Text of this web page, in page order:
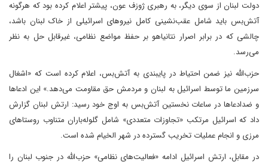
دولت لبنان از سوی دیگر، به رهبری ژوزف عون، پیشتر اعلام کرده بود که هرگونه
آتش‌بس باید شامل عقب‌نشینی کامل نیروهای اسرائیلی از خاک لبنان باشد،
چالشی که در برابر اصرار نتانیاهو بر حفظ مواضع نظامی، غیرقابل حل به نظر
می‌رسد.
حزب‌الله نیز ضمن احتیاط در پایبندی به آتش‌بس، اعلام کرده است که «اشغال
سرزمین ما توسط اسرائیل به لبنان و مردمش حق مقاومت می‌دهد.» این ادعاها
و ضدادعاها در ساعات نخستین آتش‌بس به اوج خود رسید: ارتش لبنان گزارش
داد که اسرائیل مرتکب «تجاوزات متعددی» شامل گلوله‌باران متناوب روستاهای
مرزی و انجام عملیات تخریب گسترده در شهر الخیام شده است.
در مقابل، ارتش اسرائیل ادامه «فعالیت‌های نظامی» حزب‌الله در جنوب لبنان را